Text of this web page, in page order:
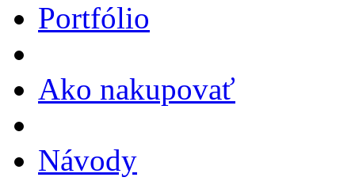
Portfólio
Ako nakupovať
Návody